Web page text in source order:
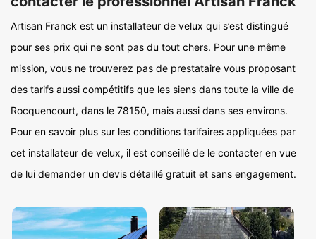
Artisan Franck est un installateur de velux qui s’est distingué
pour ses prix qui ne sont pas du tout chers. Pour une même
mission, vous ne trouverez pas de prestataire vous proposant
des tarifs aussi compétitifs que les siens dans toute la ville de
Rocquencourt, dans le 78150, mais aussi dans ses environs.
Pour en savoir plus sur les conditions tarifaires appliquées par
cet installateur de velux, il est conseillé de le contacter en vue
de lui demander un devis détaillé gratuit et sans engagement.